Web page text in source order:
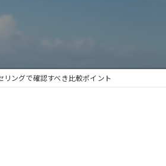
リングで確認すべき比較ポイント